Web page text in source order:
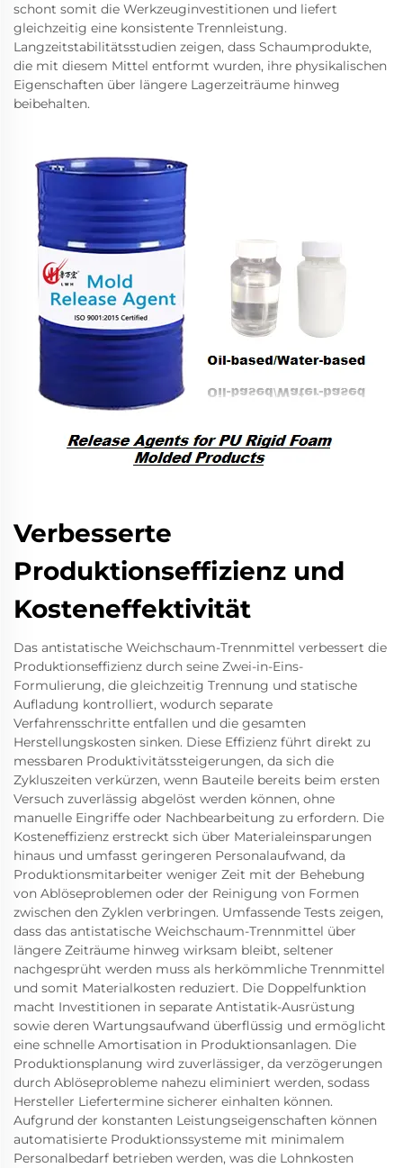
schont somit die Werkzeuginvestitionen und liefert
gleichzeitig eine konsistente Trennleistung.
Langzeitstabilitätsstudien zeigen, dass Schaumprodukte,
die mit diesem Mittel entformt wurden, ihre physikalischen
Eigenschaften über längere Lagerzeiträume hinweg
beibehalten.
Verbesserte
Produktionseffizienz und
Kosteneffektivität
Das antistatische Weichschaum-Trennmittel verbessert die
Produktionseffizienz durch seine Zwei-in-Eins-
Formulierung, die gleichzeitig Trennung und statische
Aufladung kontrolliert, wodurch separate
Verfahrensschritte entfallen und die gesamten
Herstellungskosten sinken. Diese Effizienz führt direkt zu
messbaren Produktivitätssteigerungen, da sich die
Zykluszeiten verkürzen, wenn Bauteile bereits beim ersten
Versuch zuverlässig abgelöst werden können, ohne
manuelle Eingriffe oder Nachbearbeitung zu erfordern. Die
Kosteneffizienz erstreckt sich über Materialeinsparungen
hinaus und umfasst geringeren Personalaufwand, da
Produktionsmitarbeiter weniger Zeit mit der Behebung
von Ablöseproblemen oder der Reinigung von Formen
zwischen den Zyklen verbringen. Umfassende Tests zeigen,
dass das antistatische Weichschaum-Trennmittel über
längere Zeiträume hinweg wirksam bleibt, seltener
nachgesprüht werden muss als herkömmliche Trennmittel
und somit Materialkosten reduziert. Die Doppelfunktion
macht Investitionen in separate Antistatik-Ausrüstung
sowie deren Wartungsaufwand überflüssig und ermöglicht
eine schnelle Amortisation in Produktionsanlagen. Die
Produktionsplanung wird zuverlässiger, da verzögerungen
durch Ablöseprobleme nahezu eliminiert werden, sodass
Hersteller Liefertermine sicherer einhalten können.
Aufgrund der konstanten Leistungseigenschaften können
automatisierte Produktionssysteme mit minimalem
Personalbedarf betrieben werden, was die Lohnkosten